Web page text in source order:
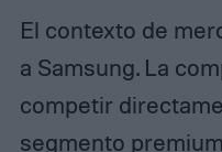
El contexto de
a Samsung. La
competir
segmento